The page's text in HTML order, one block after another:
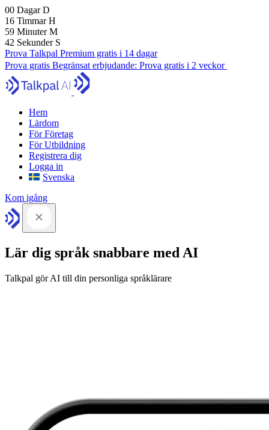
00 DagarD
16 TimmarH
59 MinuterM
41 Sekunder S
Prova Talkpal Premium gratis i 14 dagar
Prova gratis Begränsat erbjudande: Prova gratis i 2 veckor
Hem
Lärdom
För Företag
För Utbildning
Registrera dig
Logga in
Svenska
Kom igång
Lär dig språk snabbare med AI
Talkpal gör AI till din personliga språklärare